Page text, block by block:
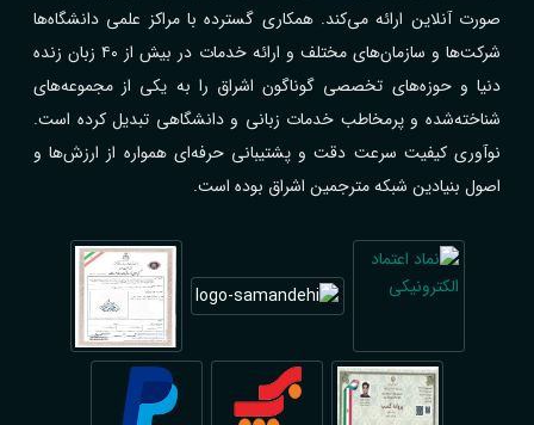
صورت آنلاین ارائه می‌کند. همکاری گسترده با مراکز علمی دانشگاه‌ها
شرکت‌ها و سازمان‌های مختلف و ارائه خدمات در بیش از ۴۰ زبان زنده
دنیا و حوزه‌های تخصصی گوناگون اشراق را به یکی از مجموعه‌های
شناخته‌شده و پرمخاطب خدمات زبانی و دانشگاهی تبدیل کرده است.
نوآوری کیفیت سرعت دقت و پشتیبانی حرفه‌ای همواره از ارزش‌ها و
اصول بنیادین شبکه مترجمین اشراق بوده است.